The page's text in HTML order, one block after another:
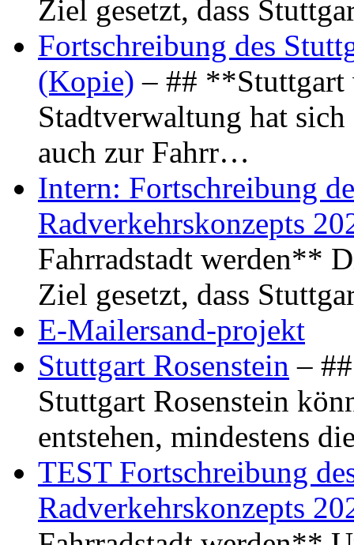
Ziel gesetzt, dass
Fortschreibung des
(Kopie) – ## **Stuttgart
Stadtverwaltung hat
auch zur Fahrr…
Intern: Fortschreibung
Radverkehrskonzepts
Fahrradstadt werden**
Ziel gesetzt, dass
E-Mailersand-projekt
Stuttgart Rosenstein –
Stuttgart Rosenstein
entstehen, mindestens
TEST Fortschreibung
Radverkehrskonzepts